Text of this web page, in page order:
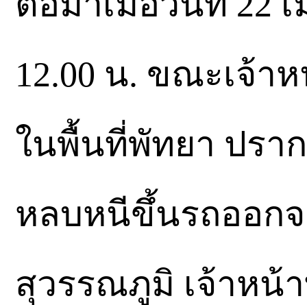
12.00 น. ขณะเจ้า
ในพื้นที่พัทยา ปรา
หลบหนีขึ้นรถออก
สุวรรณภูมิ เจ้าหน้